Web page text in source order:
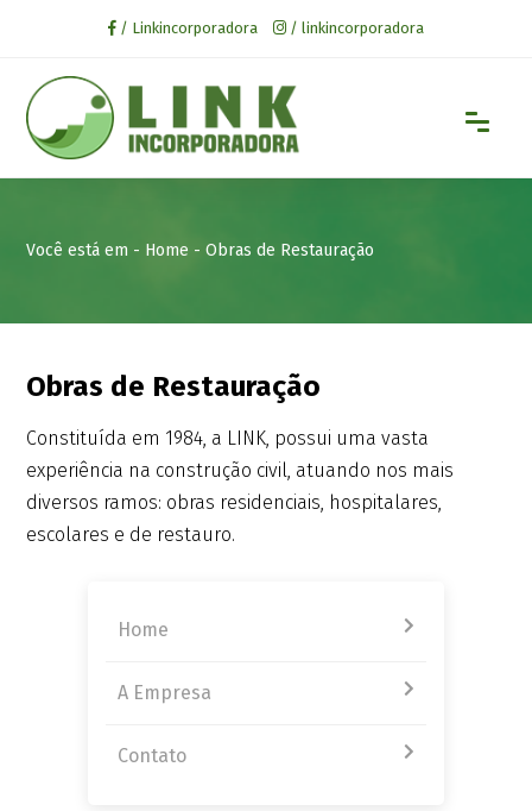
/ Linkincorporadora / linkincorporadora
Você está em - Home - Obras de Restauração
Obras de Restauração
Constituída em 1984, a LINK, possui uma vasta
experiência na construção civil, atuando nos mais
diversos ramos: obras residenciais, hospitalares,
escolares e de restauro.
Home
A Empresa
Contato